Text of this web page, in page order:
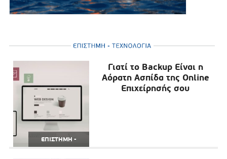
Επιστήμη – Τεχνολογία
ΕΠΙΣΤΗΜΗ -
Γιατί το Backup Είναι η
Αόρατη Ασπίδα της Online
Επιχείρησής σου